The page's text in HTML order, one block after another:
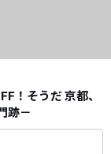
！そうだ 京都、
跡－